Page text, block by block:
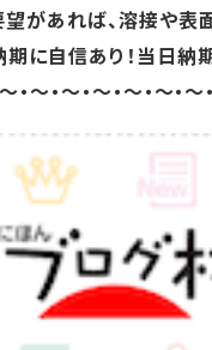
望があれば、溶接や表
に自信あり！当日納
・～・～・～・～・～・